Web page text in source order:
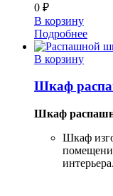
0 ₽
В корзину
Подробнее
В корзину
Шкаф
Шкаф
Шкаф
интерьера.